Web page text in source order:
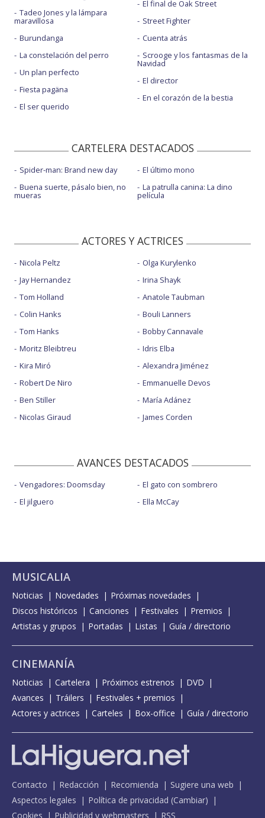
Tadeo Jones y la lámpara
maravillosa
Burundanga
La constelación del perro
Un plan perfecto
Fiesta pagäna
El ser querido
El final de Oak Street
Street Fighter
Cuenta atrás
Scrooge y los fantasmas de la
Navidad
El director
En el corazón de la bestia
CARTELERA DESTACADOS
Spider-man: Brand new day
Buena suerte, pásalo bien, no
mueras
El último mono
La patrulla canina: La dino
película
ACTORES Y ACTRICES
Nicola Peltz
Jay Hernandez
Tom Holland
Colin Hanks
Tom Hanks
Moritz Bleibtreu
Kira Miró
Robert De Niro
Ben Stiller
Nicolas Giraud
Olga Kurylenko
Irina Shayk
Anatole Taubman
Bouli Lanners
Bobby Cannavale
Idris Elba
Alexandra Jiménez
Emmanuelle Devos
María Adánez
James Corden
AVANCES DESTACADOS
Vengadores: Doomsday
El jilguero
El gato con sombrero
Ella McCay
MUSICALIA
Noticias Novedades
Próximas novedades
Discos históricos
Canciones Festivales
Premios
Artistas y grupos
Portadas Listas Guía / directorio
CINEMANÍA
Noticias Cartelera Próximos estrenos
DVD
Avances
Tráilers
Festivales + premios
Actores y actrices
Carteles Box-office Guía / directorio
Contacto Redacción Recomienda
Sugiere una web
Aspectos legales
Política de privacidad (Cambiar)
Cookies
Publicidad y webmasters RSS